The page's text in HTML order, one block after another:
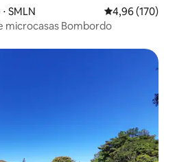
SMLN 4,96 de uma
4,96 (170)
microcasas Bombordo